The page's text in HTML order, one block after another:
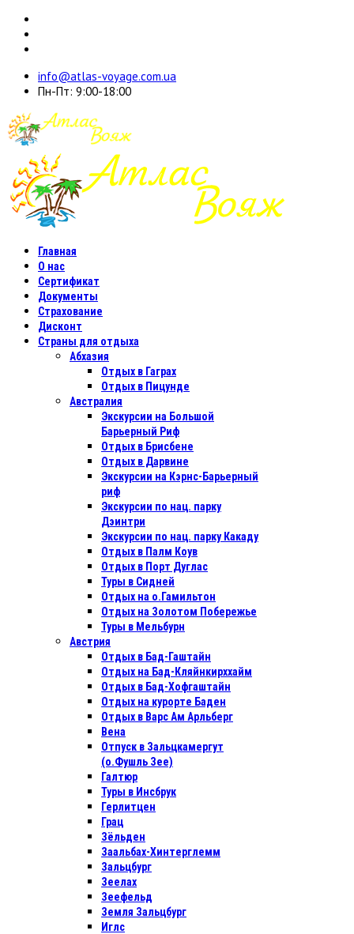
info@atlas-voyage.com.ua
Пн-Пт: 9:00-18:00
Главная
О нас
Сертификат
Документы
Страхование
Дисконт
Страны для отдыха
Абхазия
Отдых в Гаграх
Отдых в Пицунде
Австралия
Экскурсии на Большой
Барьерный Риф
Отдых в Бриcбене
Отдых в Дарвине
Экскурсии на Кэрнс-Барьерный
риф
Экскурсии по нац. парку
Дэинтри
Экскурсии по нац. парку Какаду
Отдых в Палм Коув
Отдых в Порт Дуглас
Туры в Сидней
Отдых на о.Гамильтон
Отдых на Золотом Побережье
Туры в Мельбурн
Австрия
Отдых в Бад-Гаштайн
Отдых на Бад-Кляйнкирххайм
Отдых в Бад-Хофгаштайн
Отдых на курорте Баден
Отдых в Варс Ам Арльберг
Вена
Отпуск в Зальцкамергут
(о.Фушль Зее)
Галтюр
Туры в Инсбрук
Герлитцен
Грац
Зёльден
Заальбах-Хинтерглемм
Зальцбург
Зеелах
Зеефельд
Земля Зальцбург
Иглс